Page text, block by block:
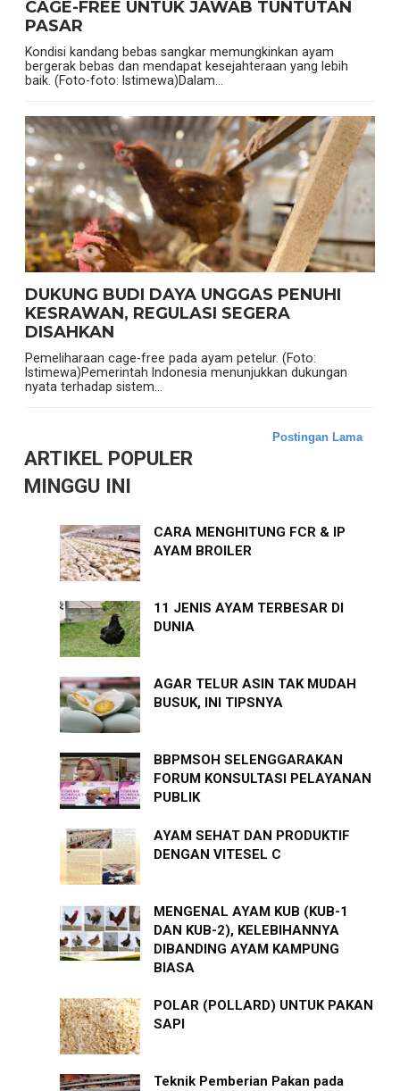
CAGE-FREE UNTUK JAWAB TUNTUTAN
PASAR
Kondisi kandang bebas sangkar memungkinkan ayam
bergerak bebas dan mendapat kesejahteraan yang lebih
baik. (Foto-foto: Istimewa)Dalam...
DUKUNG BUDI DAYA UNGGAS PENUHI
KESRAWAN, REGULASI SEGERA
DISAHKAN
Pemeliharaan cage-free pada ayam petelur. (Foto:
Istimewa)Pemerintah Indonesia menunjukkan dukungan
nyata terhadap sistem...
Postingan Lama
ARTIKEL POPULER
MINGGU INI
CARA MENGHITUNG FCR & IP
AYAM BROILER
11 JENIS AYAM TERBESAR DI
DUNIA
AGAR TELUR ASIN TAK MUDAH
BUSUK, INI TIPSNYA
BBPMSOH SELENGGARAKAN
FORUM KONSULTASI PELAYANAN
PUBLIK
AYAM SEHAT DAN PRODUKTIF
DENGAN VITESEL C
MENGENAL AYAM KUB (KUB-1
DAN KUB-2), KELEBIHANNYA
DIBANDING AYAM KAMPUNG
BIASA
POLAR (POLLARD) UNTUK PAKAN
SAPI
Teknik Pemberian Pakan pada